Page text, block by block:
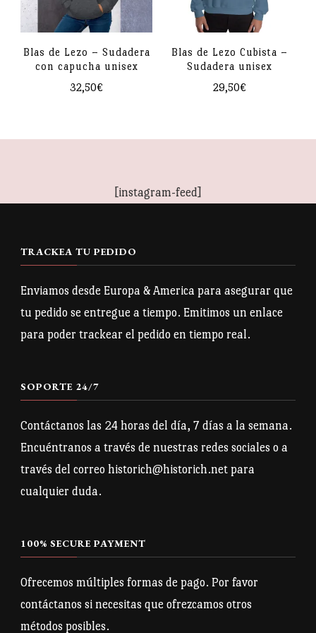
opciones
se
pueden
elegir
en
Blas de Lezo – Sudadera
con capucha unisex
32,50€
variantes.
se
pueden
elegir
en
producto
Blas de Lezo Cubista –
Sudadera unisex
29,50€
se
pueden
elegir
en
producto
[instagram-feed]
TRACKEA TU PEDIDO
Enviamos desde Europa & America para asegurar que
tu pedido se entregue a tiempo. Emitimos un enlace
para poder trackear el pedido en tiempo real.
SOPORTE 24/7
Contáctanos las 24 horas del día, 7 días a la semana.
Encuéntranos a través de nuestras redes sociales o a
través del correo historich@historich.net para
cualquier duda.
100% SECURE PAYMENT
Ofrecemos múltiples formas de pago. Por favor
contáctanos si necesitas que ofrezcamos otros
métodos posibles.